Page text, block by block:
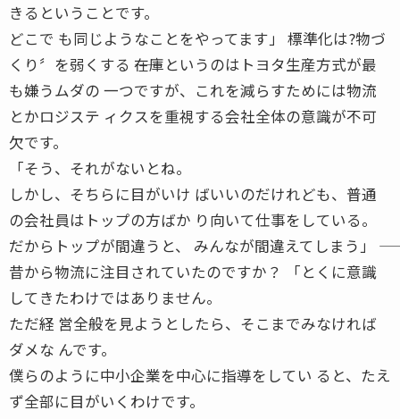
きるということです。
どこで も同じようなことをやってます」 標準化は?物づ
くり〞を弱くする ――在庫というのはトヨタ生産方式が最
も嫌うムダの 一つですが、これを減らすためには物流
とかロジステ ィクスを重視する会社全体の意識が不可
欠です。
「そう、それがないとね。
しかし、そちらに目がいけ ばいいのだけれども、普通
の会社員はトップの方ばか り向いて仕事をしている。
だからトップが間違うと、 みんなが間違えてしまう」 ――
昔から物流に注目されていたのですか？ 「とくに意識
してきたわけではありません。
ただ経 営全般を見ようとしたら、そこまでみなければ
ダメな んです。
僕らのように中小企業を中心に指導をしてい ると、たえ
ず全部に目がいくわけです。